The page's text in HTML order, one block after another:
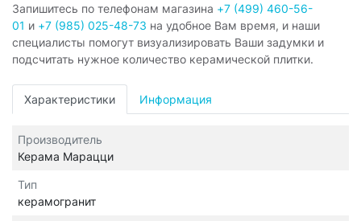
Запишитесь по телефонам магазина +7 (499) 460-56-
01 и +7 (985) 025-48-73 на удобное Вам время, и наши
специалисты помогут визуализировать Ваши задумки и
подсчитать нужное количество керамической плитки.
Характеристики Информация
Производитель
Керама Марацци
Тип
керамогранит